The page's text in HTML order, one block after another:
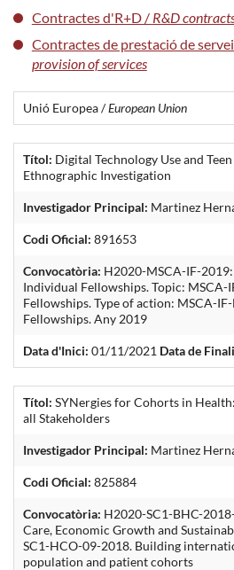
Contractes d'R+D / R&D
Contractes de prestació de
provision of services
Unió Europea /European Union
Títol: Digital Technology Use and
Ethnographic Investigation
Investigador Principal: Martinez
Codi Oficial: 891653
Convocatòria: H2020-MSCA-IF-
Individual Fellowships. Topic: MSCA-
Fellowships. Type of action: MSCA-
Fellowships. Any 2019
Data d'Inici: 01/11/2021 Data de
Títol: SYNergies for Cohorts in
all Stakeholders
Investigador Principal: Martinez
Codi Oficial: 825884
Convocatòria: H2020-SC1-BHC-
Care, Economic Growth and
SC1-HCO-09-2018. Building
population and patient cohorts